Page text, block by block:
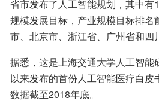
省市发布了人工智能规划，其中有
规模发展目标，产业规模目标排名
市、北京市、浙江省、广州省和四
据悉，这是上海交通大学人工智能
以来发布的首份人工智能医疗白皮
数据截至2018年底。